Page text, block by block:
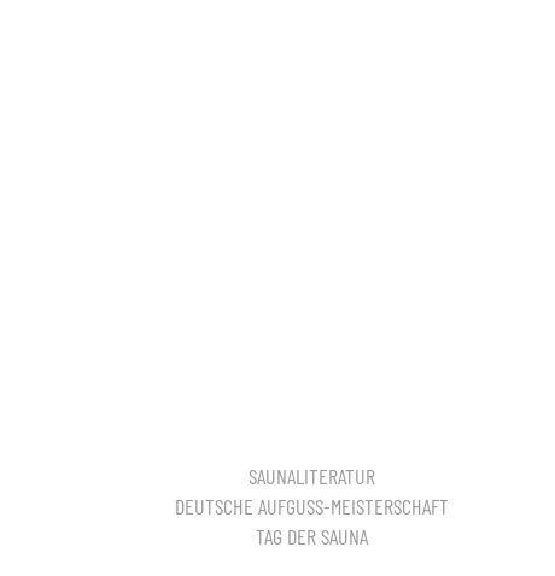
SAUNALITERATUR
DEUTSCHE AUFGUSS-MEISTERSCHAFT
TAG DER SAUNA